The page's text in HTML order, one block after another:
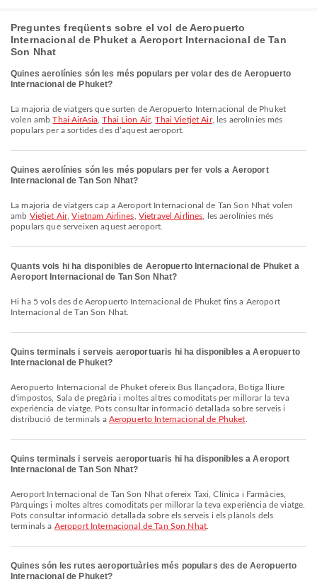
Preguntes freqüents sobre el vol de Aeropuerto
Internacional de Phuket a Aeroport Internacional de Tan
Son Nhat
Quines aerolínies són les més populars per volar des de Aeropuerto
Internacional de Phuket?
La majoria de viatgers que surten de Aeropuerto Internacional de Phuket
volen ambThai AirAsia ,Thai Lion Air,Thai Vietjet Air, les aerolínies més
populars per a sortides des d’aquest aeroport.
Quines aerolínies són les més populars per fer vols a Aeroport
Internacional de Tan Son Nhat?
La majoria de viatgers cap a Aeroport Internacional de Tan Son Nhat volen
amb Vietjet Air,Vietnam Airlines Vietravel Airlines , les aerolínies més
populars que serveixen aquest aeroport.
Quants vols hi ha disponibles de Aeropuerto Internacional de Phuket a
Aeroport Internacional de Tan Son Nhat?
Hi ha 5 vols des de Aeropuerto Internacional de Phuket fins a Aeroport
Internacional de Tan Son Nhat.
Quins terminals i serveis aeroportuaris hi ha disponibles a Aeropuerto
Internacional de Phuket?
Aeropuerto Internacional de Phuket ofereix Bus llançadora, Botiga lliure
d'impostos, Sala de pregària i moltes altres comoditats per millorar la teva
experiència de viatge. Pots consultar informació detallada sobre serveis i
distribució de terminals a Aeropuerto Internacional de Phuket
Quins terminals i serveis aeroportuaris hi ha disponibles a Aeroport
Internacional de Tan Son Nhat?
Aeroport Internacional de Tan Son Nhat ofereix Taxi, Clínica i Farmàcies,
Pàrquings i moltes altres comoditats per millorar la teva experiència de viatge.
Pots consultar informació detallada sobre els serveis i els plànols dels
terminals a Aeroport Internacional de Tan Son Nhat
Quines són les rutes aeroportuàries més populars des de Aeropuerto
Internacional de Phuket?